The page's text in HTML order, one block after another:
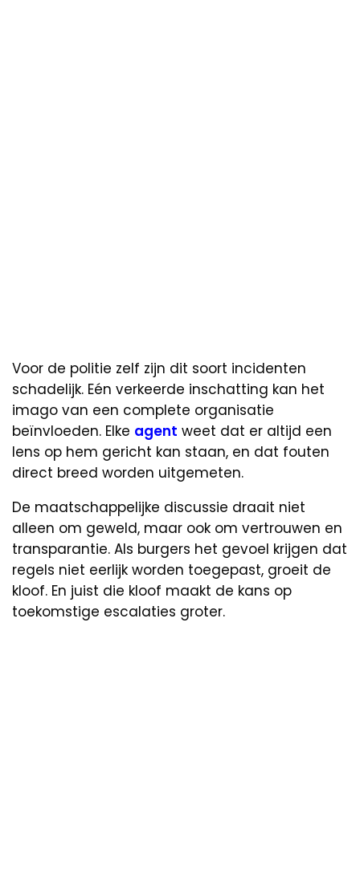
Voor de politie zelf zijn dit soort incidenten
schadelijk. Eén verkeerde inschatting kan het
imago van een complete organisatie
beïnvloeden. Elke agent weet dat er altijd een
lens op hem gericht kan staan, en dat fouten
direct breed worden uitgemeten.
De maatschappelijke discussie draait niet
alleen om geweld, maar ook om vertrouwen en
transparantie. Als burgers het gevoel krijgen dat
regels niet eerlijk worden toegepast, groeit de
kloof. En juist die kloof maakt de kans op
toekomstige escalaties groter.